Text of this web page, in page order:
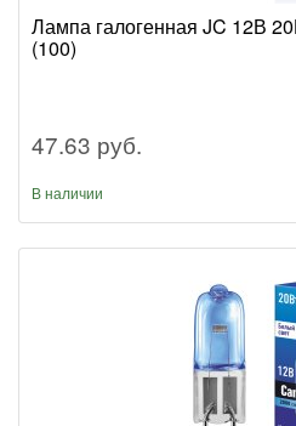
Лампа галогенная JC 12В
(100)
47.63 руб.
В наличии